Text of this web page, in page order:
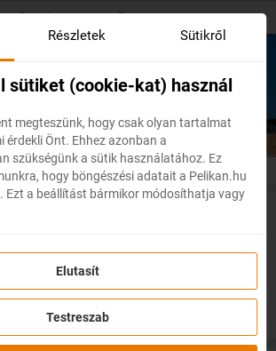
/ Franciaország / Toulouse
Toulouse
Részletek Sütikről
sütiket (cookie-kat) használ
megteszünk, hogy csak olyan tartalmat
érdekli Önt. Ehhez azonban a
szükségünk a sütik használatához. Ez
hogy böngészési adatait a Pelikan.hu
Ezt a beállítást bármikor módosíthatja vagy
Elutasít
Testreszab